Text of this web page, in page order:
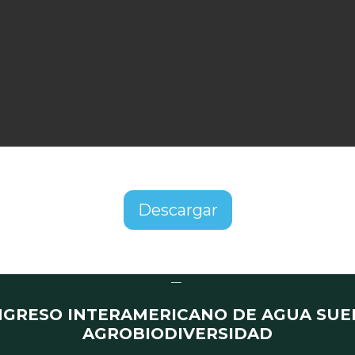
Descargar
INTERAMERICANO DE AGUA
AGROBIODIVERSIDAD